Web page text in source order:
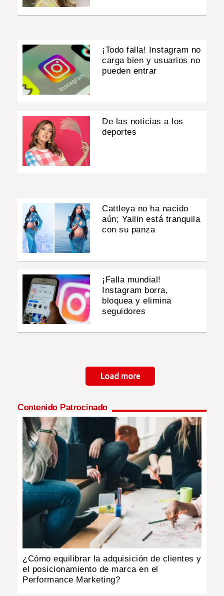
¡Todo falla! Instagram no
carga bien y usuarios no
pueden entrar
De las noticias a los
deportes
Cattleya no ha nacido
aún; Yailin está tranquila
con su panza
¡Falla mundial!
Instagram borra,
bloquea y elimina
seguidores
Load more
Contenido Patrocinado
¿Cómo equilibrar la adquisición de clientes y
el posicionamiento de marca en el
Performance Marketing?